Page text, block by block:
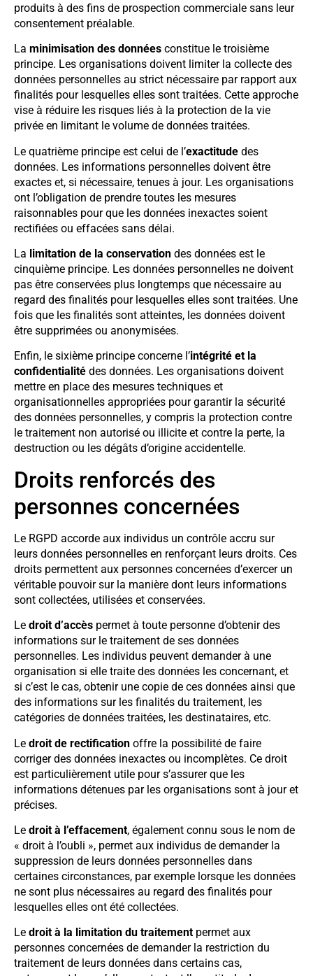
produits à des fins de prospection commerciale sans leur
consentement préalable.
La minimisation des données constitue le troisième
principe. Les organisations doivent limiter la collecte des
données personnelles au strict nécessaire par rapport aux
finalités pour lesquelles elles sont traitées. Cette approche
vise à réduire les risques liés à la protection de la vie
privée en limitant le volume de données traitées.
Le quatrième principe est celui de l’exactitude des
données. Les informations personnelles doivent être
exactes et, si nécessaire, tenues à jour. Les organisations
ont l’obligation de prendre toutes les mesures
raisonnables pour que les données inexactes soient
rectifiées ou effacées sans délai.
La limitation de la conservation des données est le
cinquième principe. Les données personnelles ne doivent
pas être conservées plus longtemps que nécessaire au
regard des finalités pour lesquelles elles sont traitées. Une
fois que les finalités sont atteintes, les données doivent
être supprimées ou anonymisées.
Enfin, le sixième principe concerne l’intégrité et la
confidentialité des données. Les organisations doivent
mettre en place des mesures techniques et
organisationnelles appropriées pour garantir la sécurité
des données personnelles, y compris la protection contre
le traitement non autorisé ou illicite et contre la perte, la
destruction ou les dégâts d’origine accidentelle.
Droits renforcés des
personnes concernées
Le RGPD accorde aux individus un contrôle accru sur
leurs données personnelles en renforçant leurs droits. Ces
droits permettent aux personnes concernées d’exercer un
véritable pouvoir sur la manière dont leurs informations
sont collectées, utilisées et conservées.
Le droit d’accès permet à toute personne d’obtenir des
informations sur le traitement de ses données
personnelles. Les individus peuvent demander à une
organisation si elle traite des données les concernant, et
si c’est le cas, obtenir une copie de ces données ainsi que
des informations sur les finalités du traitement, les
catégories de données traitées, les destinataires, etc.
Le droit de rectification offre la possibilité de faire
corriger des données inexactes ou incomplètes. Ce droit
est particulièrement utile pour s’assurer que les
informations détenues par les organisations sont à jour et
précises.
Le droit à l’effacement, également connu sous le nom de
« droit à l’oubli », permet aux individus de demander la
suppression de leurs données personnelles dans
certaines circonstances, par exemple lorsque les données
ne sont plus nécessaires au regard des finalités pour
lesquelles elles ont été collectées.
Le droit à la limitation du traitement permet aux
personnes concernées de demander la restriction du
traitement de leurs données dans certains cas,